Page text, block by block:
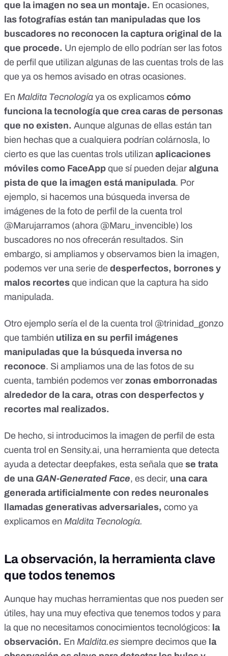
que la imagen no sea un montaje. En ocasiones,
las fotografías están tan manipuladas que los
buscadores no reconocen la captura original de la
que procede. Un ejemplo de ello podrían ser las fotos
de perfil que utilizan algunas de las cuentas trols de las
que ya os hemos avisado en otras ocasiones.
En Maldita Tecnología ya os explicamos cómo
funciona la tecnología que crea caras de personas
que no existen. Aunque algunas de ellas están tan
bien hechas que a cualquiera podrían colárnosla, lo
cierto es que las cuentas trols utilizan aplicaciones
móviles como FaceApp que sí pueden dejar alguna
pista de que la imagen está manipulada. Por
ejemplo, si hacemos una búsqueda inversa de
imágenes de la foto de perfil de la cuenta trol
@Marujarramos (ahora @Maru_invencible) los
buscadores no nos ofrecerán resultados. Sin
embargo, si ampliamos y observamos bien la imagen,
podemos ver una serie de desperfectos, borrones y
malos recortes que indican que la captura ha sido
manipulada.
Otro ejemplo sería el de la cuenta trol @trinidad_gonzo
que también utiliza en su perfil imágenes
manipuladas que la búsqueda inversa no
reconoce. Si ampliamos una de las fotos de su
cuenta, también podemos ver zonas emborronadas
alrededor de la cara, otras con desperfectos y
recortes mal realizados.
De hecho, si introducimos la imagen de perfil de esta
cuenta trol en Sensity.ai, una herramienta que detecta
ayuda a detectar deepfakes, esta señala que se trata
de una GAN-Generated Face, es decir, una cara
generada artificialmente con redes neuronales
llamadas generativas adversariales, como ya
explicamos en Maldita Tecnología.
La observación, la herramienta clave
que todos tenemos
Aunque hay muchas herramientas que nos pueden ser
útiles, hay una muy efectiva que tenemos todos y para
la que no necesitamos conocimientos tecnológicos: la
observación. En Maldita.es siempre decimos que la